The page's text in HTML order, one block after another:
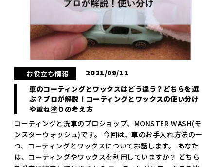
お役立ち情報
2021/09/11
車のコーティングとワックスはどう違う？どちらを選
ぶ？プロが解説！コーティングとワックスの使い分け
や重ね塗りの考え方
コーティングと洗車のプロショップ、MONSTER WASH(モ
ンスターウォッシュ)です。 今回は、車のお手入れ方法の一
つ、コーティングとワックスについてお話します。 あなた
は、コーティングやワックスを利用していますか？ どちら